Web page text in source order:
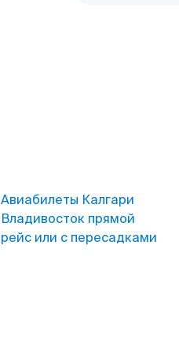
Авиабилеты Калгари
Владивосток прямой
рейс или с пересадками